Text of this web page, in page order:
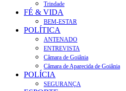
Trindade
FÉ & VIDA
BEM-ESTAR
POLÍTICA
ANTENADO
ENTREVISTA
Câmara de Goiânia
Câmara de Aparecida de Goiânia
POLÍCIA
SEGURANÇA